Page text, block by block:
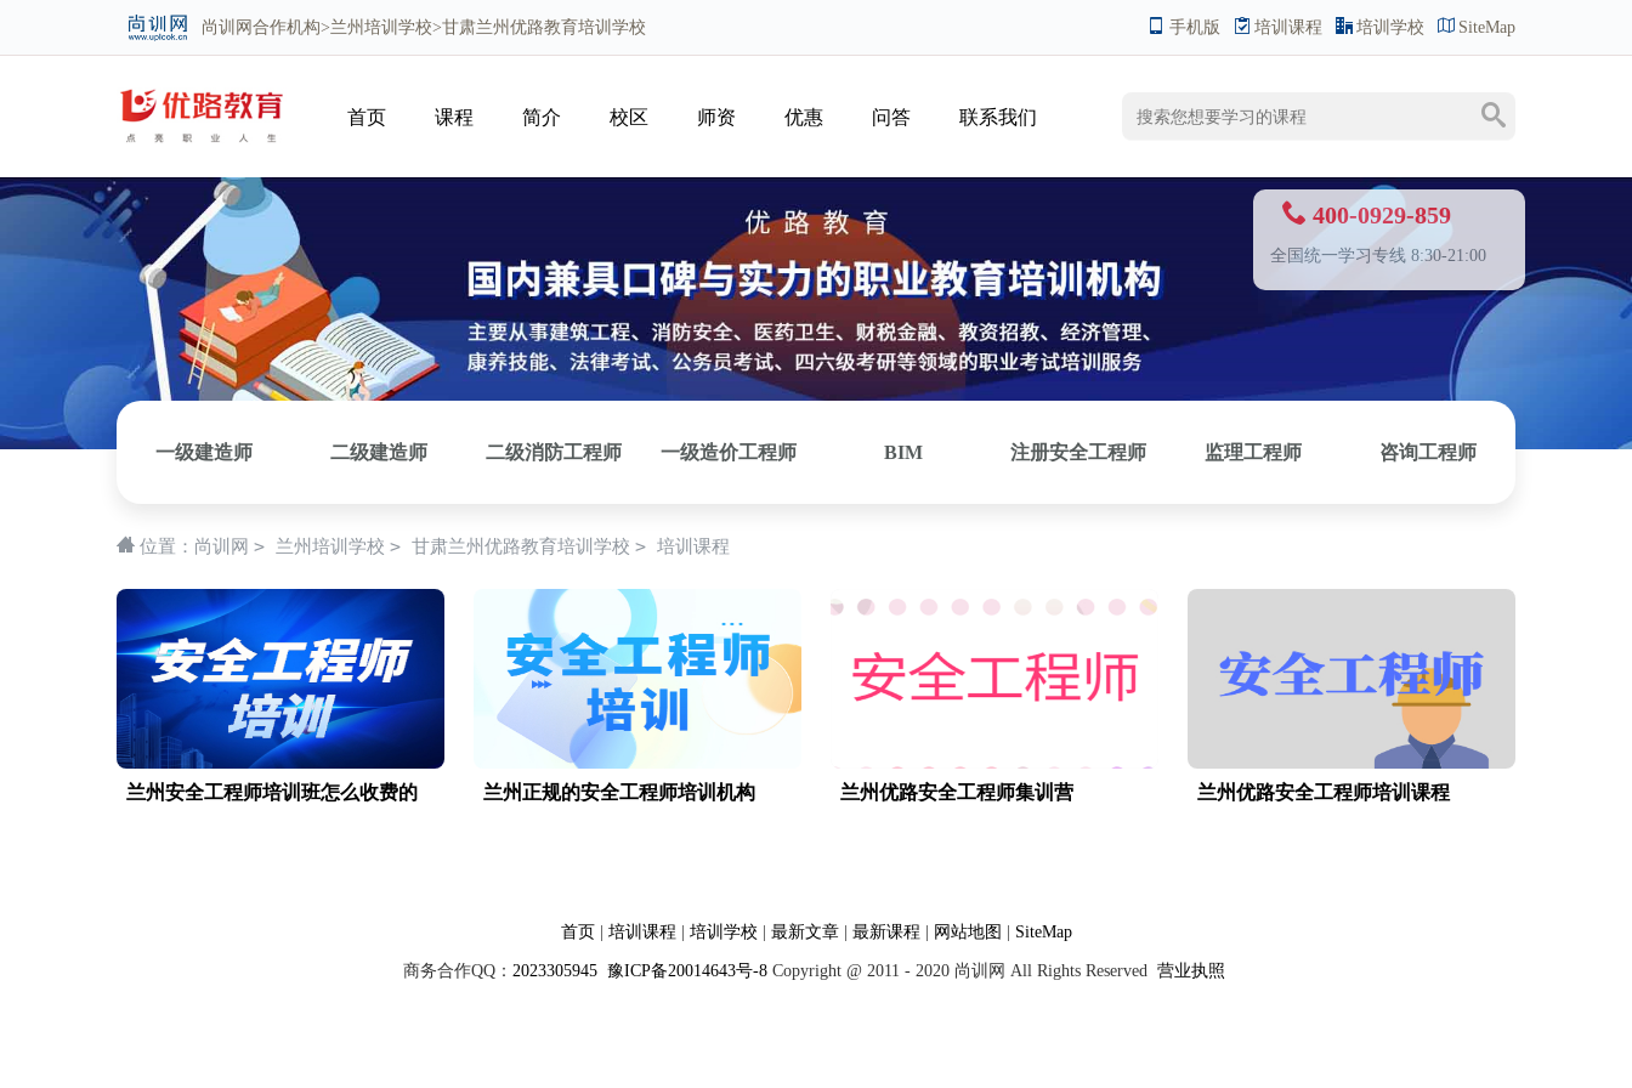
手机版 培训课程 培训学校 SiteMap
尚训网 合作机构>兰州培训学校>甘肃兰州优路教育培训学校
首页 课程 简介 校区 师资 优惠 问答 联系我们
400-0929-859
全国统一学习专线 8:30-21:00
一级建造师 二级建造师 二级消防工程师 一级造价工程师 BIM 注册安全工程师 监理工程师 咨询工程师
位置： 尚训网 > 兰州培训学校 > 甘肃兰州优路教育培训学校 > 培训课程
兰州安全工程师培训班怎么收费的 兰州正规的安全工程师培训机构 兰州优路安全工程师集训营 兰州优路安全工程师培训课程
首页 培训课程 培训学校 最新文章| 最新课程 网站地图 SiteMap
商务合作QQ： 2023305945 豫ICP备20014643号-8Copyright @ 2011 - 2020 尚训网 All Rights Reserved 营业执照